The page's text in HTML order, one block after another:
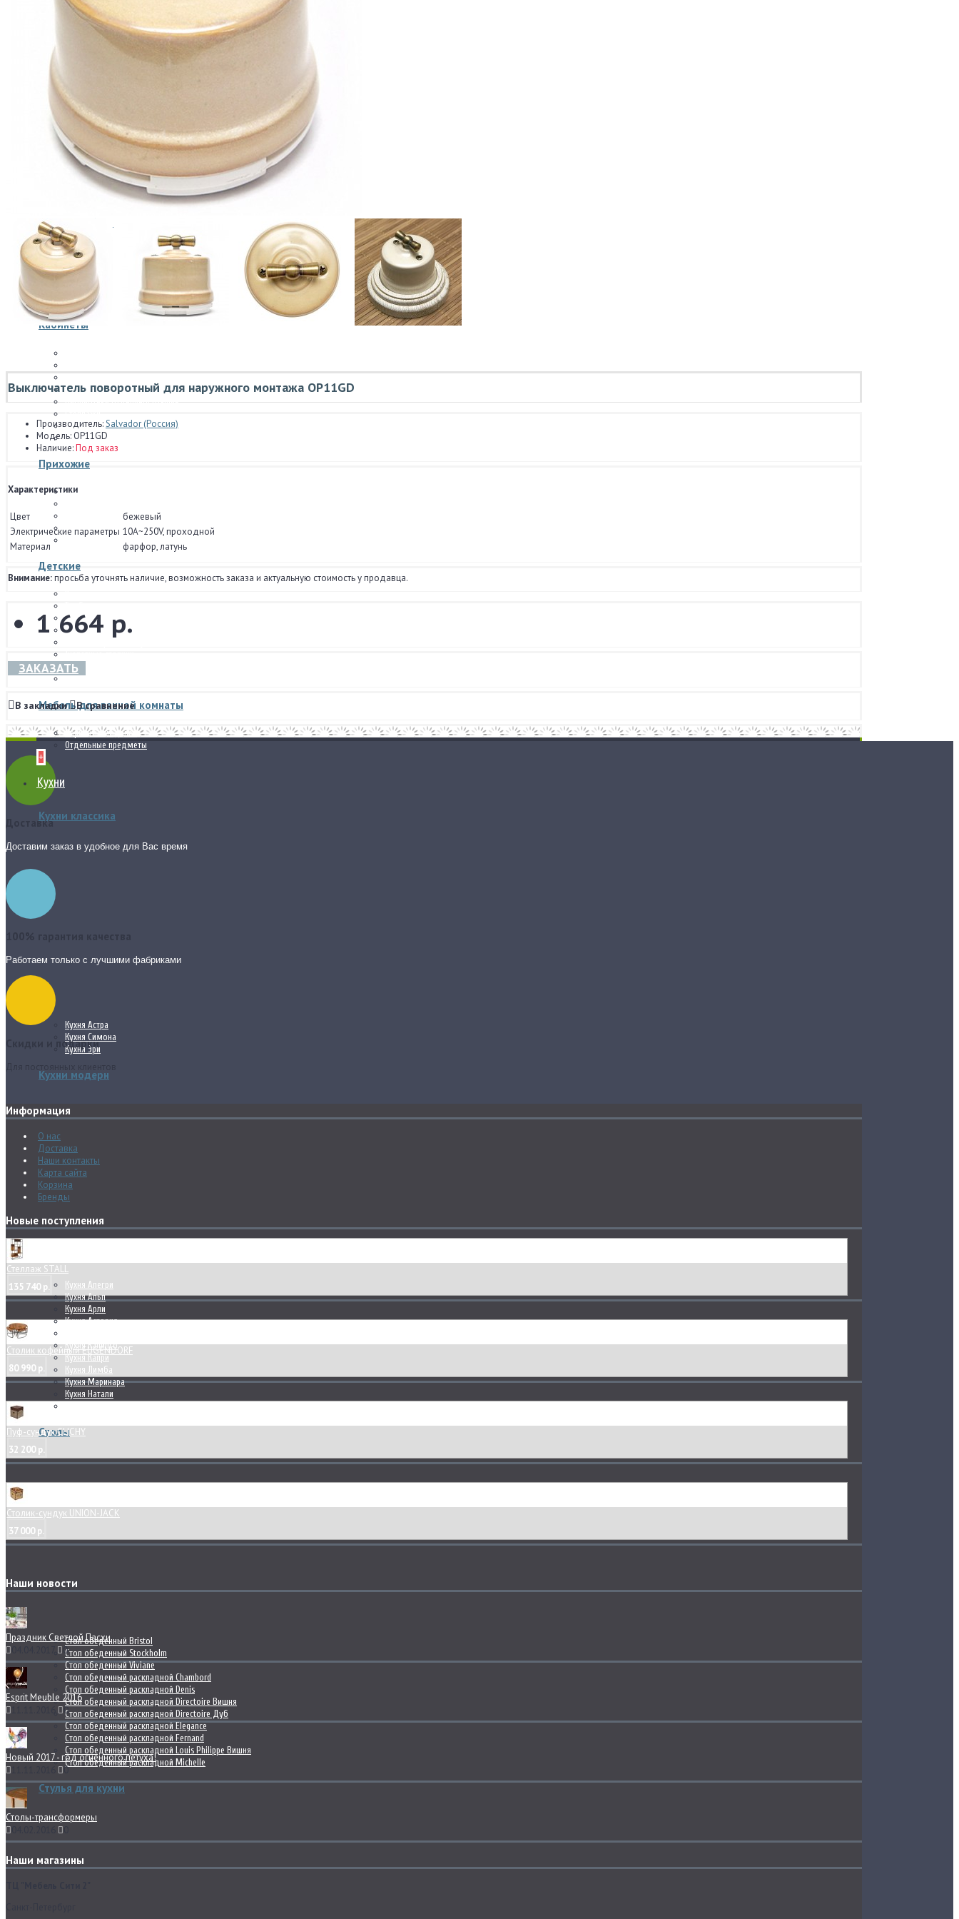
Гостиные
Комоды и тумбы
Мебель для TV, CD, DVD
Бары и винные шкафы
Столики
Консоли и консольные столики
Библиотеки отдельностоящие
Стеллажи
Модульные системы стенок
Отдельные предметы
Мягкая мебель
Диваны
Меридианы
Кресла
Банкетки и пуфы
Подставки для ног
Кабинеты
Рабочие стулья и кресла
Тумбы для бумаг
Библиотеки отдельностоящие
Модульные системы стенок
Отдельные предметы
Прихожие
Прихожие отдельностоящие
Модульные системы шкафов
Обувницы
Детские
Комоды и тумбы
Столы
Шкафы
Стеллажи
Мебель для ванной комнаты
Варианты моделей
Отдельные предметы
+
Кухни
Кухни классика
Кухня Астра
Кухня Симона
Кухня Эри
Кухни модерн
Кухня Алегри
Кухня Альп
Кухня Арли
Кухня Астория
Кухня Калипсо
Кухня Капри
Кухня Лимба
Кухня Маринара
Кухня Натали
Столы
Стол обеденный Bristol
Стол обеденный Stockholm
Стол обеденный Viviane
Стол обеденный раскладной Chambord
Стол обеденный раскладной Denis
Стол обеденный раскладной Directoire Вишня
Стол обеденный раскладной Directoire Дуб
Стол обеденный раскладной Elegance
Стол обеденный раскладной Fernand
Стол обеденный раскладной Louis Philippe Вишня
Стол обеденный раскладной Michelle
Стулья для кухни
Выключатель поворотный для наружного монтажа OP11GD
Производитель:Salvador (Россия)
Модель: OP11GD
Наличие:Под заказ
Характеристики
Цвет
бежевый
Электрические параметры 10А~250V, проходной
Материал
фарфор, латунь
Внимание:просьба уточнять наличие, возможность заказа и актуальную стоимость у продавца.
1 664 р.
ЗАКАЗАТЬ
В закладки В сравнение
Доставка
Доставим заказ в удобное для Вас время
Работаем только с лучшими фабриками
Скидки и подарки
Информация
О нас
Доставка
Наши контакты
Карта сайта
Корзина
Бренды
Новые поступления
Стеллаж STALL
135 740 р.
Столик кофейный EUGENDORF
80 990 р.
Пуф-сундук CLICHY
32 200 р.
Столик-сундук UNION-JACK
37 000 р.
Наши новости
Праздник Светлой Пасхи
0
Esprit Meuble 2016
0
Новый 2017 - год огненного петуха!
0
Столы-трансформеры
Наши магазины